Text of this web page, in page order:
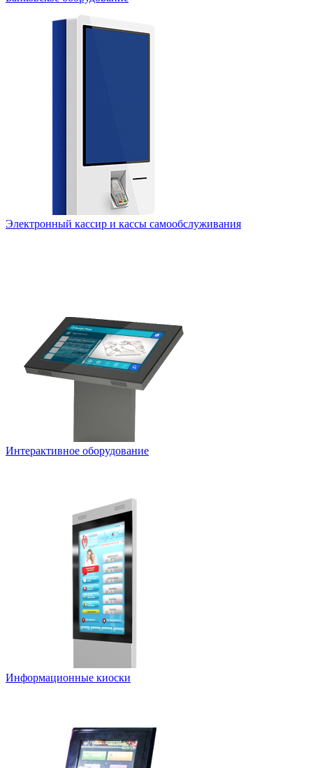
Электронный кассир и кассы самообслуживания
Интерактивное оборудование
Информационные киоски